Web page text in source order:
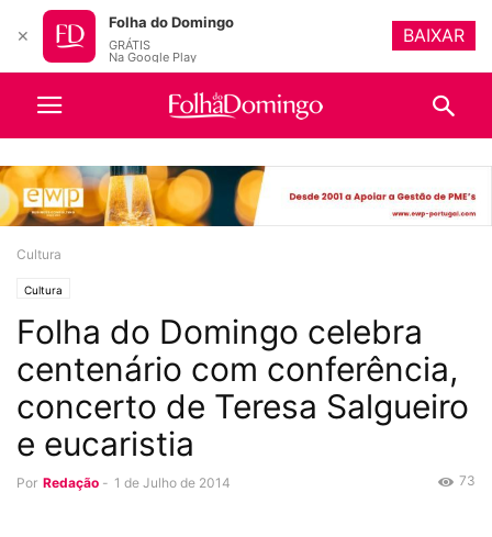
Cultura
Cultura
Folha do Domingo celebra
centenário com conferência,
concerto de Teresa Salgueiro
e eucaristia
Por Redação - 1 de Julho de 2014 73
✕
Folha do Domingo
GRÁTIS
Na Google Play
BAIXAR